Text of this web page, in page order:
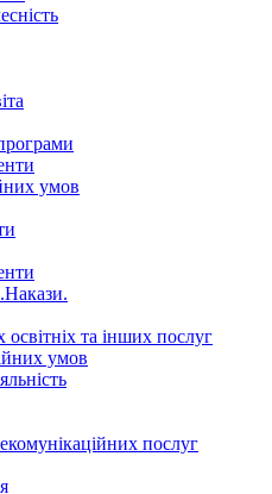
умов
освітніх та інших послуг
умов
послуг